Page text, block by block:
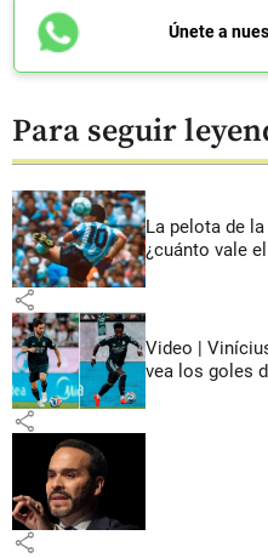
Únete a
Para seguir
La pelota de la
¿cuánto vale
share
Video |
vea los goles
share
share